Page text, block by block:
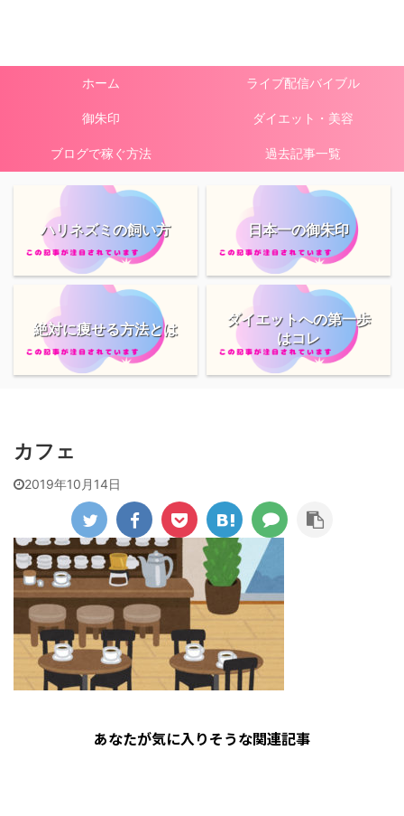
ホーム ライブ配信バイブル
御朱印 ダイエット・美容
ブログで稼ぐ方法 過去記事一覧
ハリネズミの飼い方 日本一の御朱印
絶対に痩せる方法とは
ダイエットへの第一歩
はコレ
カフェ
2019年10月14日
あなたが気に入りそうな関連記事